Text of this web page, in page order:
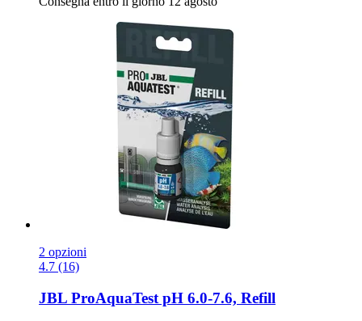
2 opzioni
4.7 (16)
JBL ProAquaTest pH 6.0-​7.6, Refill